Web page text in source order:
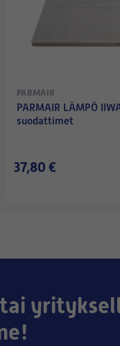
PARMAIR
PARMAIR LÄMPÖ
suodattimet
37,80 €